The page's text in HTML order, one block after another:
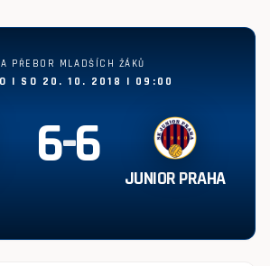
6:6
PŘEBOR MLADŠÍCH ŽÁKŮ
| SO 20. 10. 2018 | 09:00
6-6 JUNIOR PRAHA